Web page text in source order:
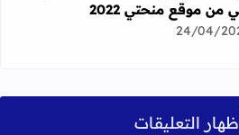
طريقة إيداع طلب منحة التعليم العالي من
من موقع منحتي 2022
24/04/
التعليقات